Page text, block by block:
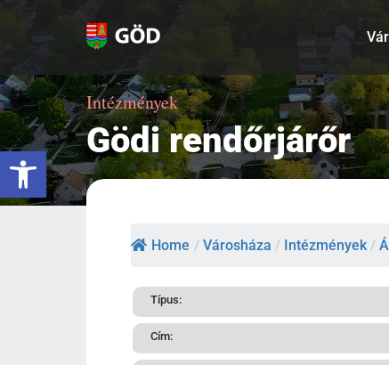
Eszköztár megnyitása
Kihagyás
Intézmények
Gödi rendőrjárőr
Home / Városháza / Intézmények /
Típus:
Cím: